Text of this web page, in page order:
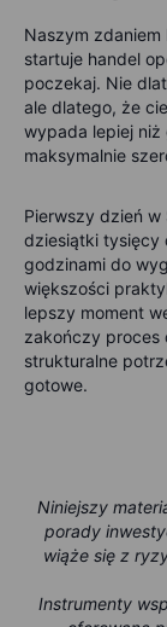
Naszym
startuje handel
poczekaj. Nie
ale dlatego, że
wypada lepiej niż
maksymalnie
Pierwszy dzień w
dziesiątki tysięcy
godzinami do
większości
lepszy moment
zakończy
strukturalne
gotowe.
Niniejszy
porady
wiąże się z
Instrumenty